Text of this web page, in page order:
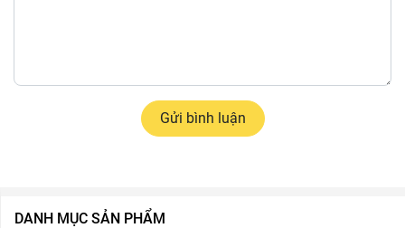
Gửi bình luận
DANH MỤC SẢN PHẨM